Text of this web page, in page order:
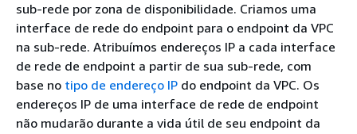
sub-rede por zona de disponibilidade. Criamos uma
interface de rede do endpoint para o endpoint da VPC
na sub-rede. Atribuímos endereços IP a cada interface
de rede de endpoint a partir de sua sub-rede, com
base no tipo de endereço IP do endpoint da VPC. Os
endereços IP de uma interface de rede de endpoint
não mudarão durante a vida útil de seu endpoint da